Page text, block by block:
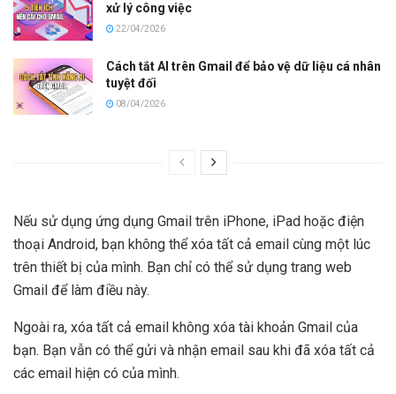
xử lý công việc
22/04/2026
Cách tắt AI trên Gmail để bảo vệ dữ liệu cá nhân
tuyệt đối
08/04/2026
Nếu sử dụng ứng dụng Gmail trên iPhone, iPad hoặc điện
thoại Android, bạn không thể xóa tất cả email cùng một lúc
trên thiết bị của mình. Bạn chỉ có thể sử dụng trang web
Gmail để làm điều này.
Ngoài ra, xóa tất cả email không xóa tài khoản Gmail của
bạn. Bạn vẫn có thể gửi và nhận email sau khi đã xóa tất cả
các email hiện có của mình.